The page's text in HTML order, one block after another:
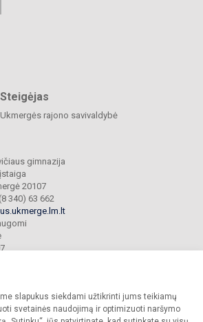
slapukus siekdami užtikrinti jums teikiamų
svetainės naudojimą ir optimizuoti naršymo
Steigėjas
Ukmergės rajono savivaldybė
gimnazija
20107
340) 63 662
gimnazija. Visos teisės saugomos.
gimnazijos sutikimo griežtai draudžiama.